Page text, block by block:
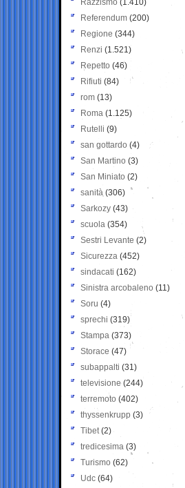
Razzismo (1.410)
Referendum (200)
Regione (344)
Renzi (1.521)
Repetto (46)
Rifiuti (84)
rom (13)
Roma (1.125)
Rutelli (9)
san gottardo (4)
San Martino (3)
San Miniato (2)
sanità (306)
Sarkozy (43)
scuola (354)
Sestri Levante (2)
Sicurezza (452)
sindacati (162)
Sinistra arcobaleno (11)
Soru (4)
sprechi (319)
Stampa (373)
Storace (47)
subappalti (31)
televisione(244)
terremoto (402)
thyssenkrupp (3)
Tibet(2)
tredicesima (3)
Turismo (62)
Udc (64)